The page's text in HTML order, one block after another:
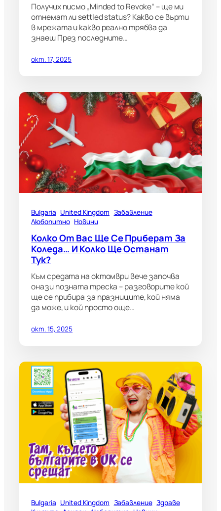
Получих писмо „Minded to Revoke“ – ще ми
отнемат ли settled status? Какво се върти
в мрежата и какво реално трябва да
знаеш През последните…
окт. 17, 2025
Bulgaria United Kingdom Забавление
Любопитно Новини
Колко От Вас Ще Се Приберат За
Коледа… И Колко Ще Останат
Тук?
Към средата на октомври вече започва
онази позната треска – разговорите кой
ще се прибира за празниците, кой няма
да може, и кой просто още…
окт. 15, 2025
Bulgaria United Kingdom Забавление Здраве